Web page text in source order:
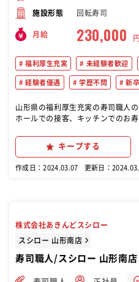
施設形態 回転寿司
月給 230,000
福利厚生充実 未経験者歓迎
経験者優遇 学歴不問 新卒
山形県の福利厚生充実の寿司職人のお
ホールでの接客、キッチンでのお
「お客様の笑顔」 のためにチーム
キープする
作成日：2024.03.07 更新日：
株式会社あきんどスシロー
スシロー 山形南店
寿司職人/スシロー 山形南店